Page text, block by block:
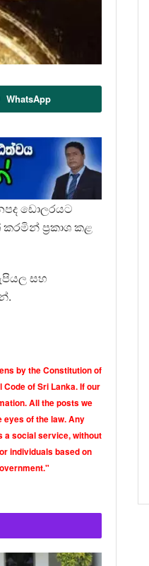
WhatsApp
ඩොලරයට
ප්‍රකාශ කළ
සහ
by the Constitution of
of Sri Lanka. If our
All the posts we
eyes of the law. Any
a social service, without
individuals based on